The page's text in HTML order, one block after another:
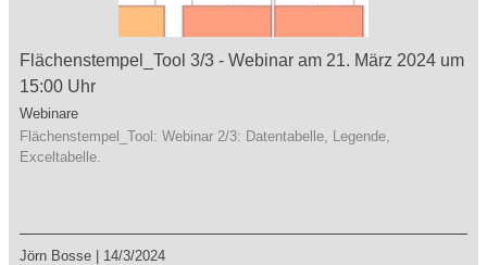
Flächenstempel_Tool 3/3 - Webinar am 21. März 2024 um
15:00 Uhr
Webinare
Flächenstempel_Tool: Webinar 2/3: Datentabelle, Legende,
Exceltabelle.
Jörn Bosse
14/3/2024